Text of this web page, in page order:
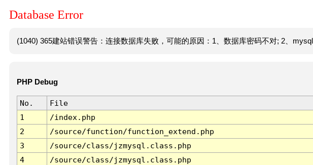
Database Error
(1040) 365建站错误警告：连接数据库失败，可能的原因：1、数据库密码不对; 2、mysql
PHP Debug
No. File
1
/index.php
2
/source/function/function_extend.php
3
/source/class/jzmysql.class.php
4
/source/class/jzmysql.class.php